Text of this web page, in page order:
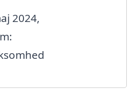
2024,